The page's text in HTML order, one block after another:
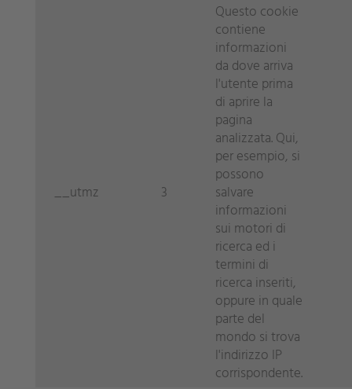
__utmz 3
Questo cookie
contiene
informazioni
da dove arriva
l'utente prima
di aprire la
pagina
analizzata. Qui,
per esempio, si
possono
salvare
informazioni
sui motori di
ricerca ed i
termini di
ricerca inseriti,
oppure in quale
parte del
mondo si trova
l'indirizzo IP
corrispondente.